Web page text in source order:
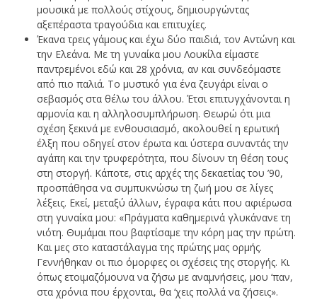
μουσικά με πολλούς στίχους, δημιουργώντας
αξεπέραστα τραγούδια και επιτυχίες.
Έκανα τρεις γάμους και έχω δύο παιδιά, τον Αντώνη και
την Ελεάνα. Με τη γυναίκα μου Λουκίλα είμαστε
παντρεμένοι εδώ και 28 χρόνια, αν και συνδεόμαστε
από πιο παλιά. Το μυστικό για ένα ζευγάρι είναι ο
σεβασμός στα θέλω του άλλου. Έτσι επιτυγχάνονται η
αρμονία και η αλληλοσυμπλήρωση. Θεωρώ ότι μια
σχέση ξεκινά με ενθουσιασμό, ακολουθεί η ερωτική
έλξη που οδηγεί στον έρωτα και ύστερα συναντάς την
αγάπη και την τρυφερότητα, που δίνουν τη θέση τους
στη στοργή. Κάποτε, στις αρχές της δεκαετίας του ’90,
προσπάθησα να συμπυκνώσω τη ζωή μου σε λίγες
λέξεις. Εκεί, μεταξύ άλλων, έγραφα κάτι που αφιέρωσα
στη γυναίκα μου: «Πράγματα καθημερινά γλυκάνανε τη
νιότη. Θυμάμαι που βαφτίσαμε την κόρη μας την πρώτη.
Και μες στο καταστάλαγμα της πρώτης μας ορμής.
Γεννήθηκαν οι πιο όμορφες οι σχέσεις της στοργής. Κι
όπως ετοιμαζόμουνα να ζήσω με αναμνήσεις, μου ‘παν,
στα χρόνια που έρχονται, θα ‘χεις πολλά να ζήσεις».